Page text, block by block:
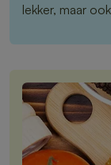
lekker, maar